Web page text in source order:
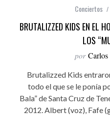
Conciertos
BRUTALIZZED KIDS EN EL
LOS
por Carlos
Brutalizzed Kids
todo el que se le ponía
Bala” de Santa Cruz de
2012. Albert (voz), Fafe